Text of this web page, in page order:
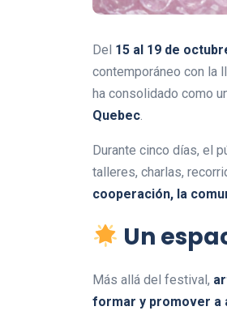
Del 15 al 19 de
contemporáneo con la
ha consolidado como
Quebec.
Durante cinco días, el
talleres, charlas,
cooperación, la
Un
Más allá del festival,
formar y promover a